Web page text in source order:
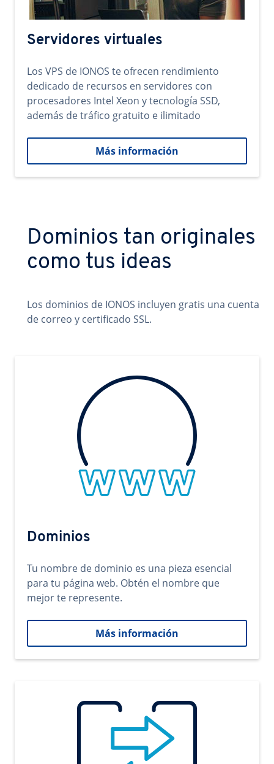
Servidores virtuales
Los VPS de IONOS te ofrecen rendimiento
dedicado de recursos en servidores con
procesadores Intel Xeon y tecnología SSD,
además de tráfico gratuito e ilimitado
Más información
Dominios tan originales
como tus ideas
Los dominios de IONOS incluyen gratis una cuenta
de correo y certificado SSL.
Dominios
Tu nombre de dominio es una pieza esencial
para tu página web. Obtén el nombre que
mejor te represente.
Más información